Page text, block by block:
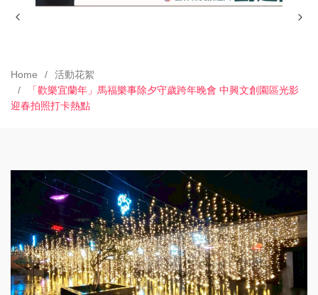
Home
活動花絮
「歡樂宜蘭年」馬福樂事除夕守歲跨年晚會 中興文創園區光影
迎春拍照打卡熱點